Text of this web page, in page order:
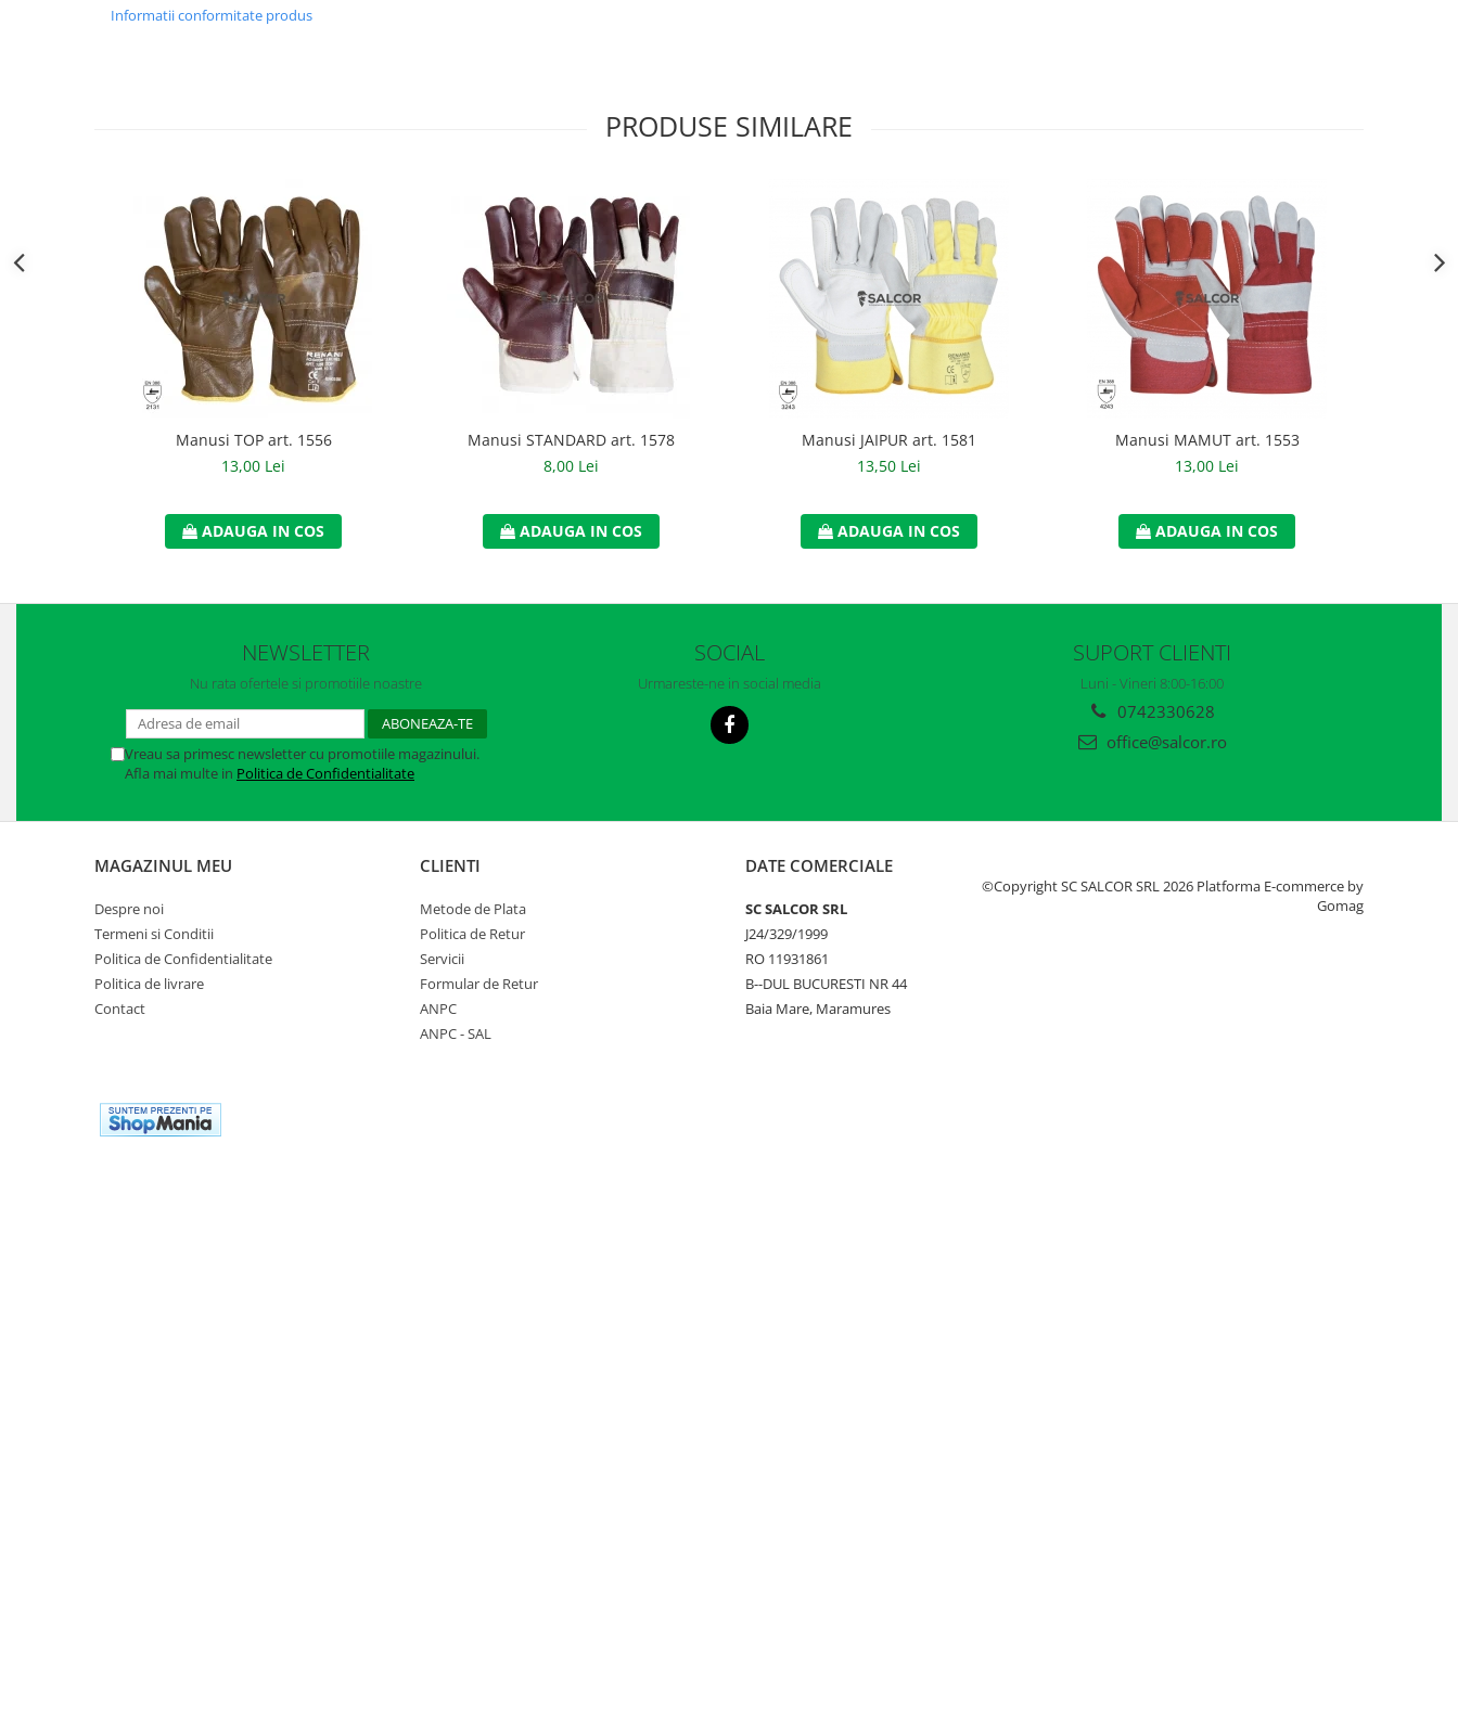
Opritoare de cadere
Sandale de protectie
Bocanci de protectie
Incaltaminte alba de protectie
Manusi neopren
Manusi nitril
Manusi piele
Manusi PVC
Manusi textil
Manusi tricot impregnat
Manusi zale
Imbracaminte Outdoor
Incaltaminte Outdoor
Informatii conformitate produs
PRODUSE SIMILARE
Manusi TOP art. 1556
13,00 Lei
ADAUGA IN COS
Manusi STANDARD art. 1578
8,00 Lei
ADAUGA IN COS
Manusi JAIPUR art. 1581
13,50 Lei
ADAUGA IN COS
Manusi MAMUT art. 1553
13,00 Lei
ADAUGA IN COS
NEWSLETTER
Nu rata ofertele si promotiile noastre
Vreau sa primesc newsletter cu promotiile magazinului.
Afla mai multe in Politica de Confidentialitate
SOCIAL
Urmareste-ne in social media
SUPORT CLIENTI
Luni - Vineri 8:00-16:00
0742330628
office@salcor.ro
MAGAZINUL MEU
Despre noi
Termeni si Conditii
Politica de Confidentialitate
Politica de livrare
Contact
CLIENTI
Metode de Plata
Politica de Retur
Servicii
Formular de Retur
ANPC
ANPC - SAL
DATE COMERCIALE
SC SALCOR SRL
J24/329/1999
RO 11931861
B--DUL BUCURESTI NR 44
Baia Mare, Maramures
©Copyright SC SALCOR SRL 2026 Platforma E-commerce by
Gomag